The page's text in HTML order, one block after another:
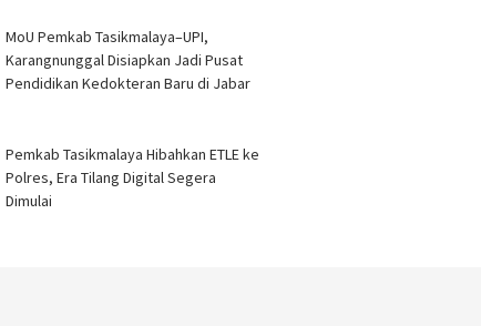
MoU Pemkab Tasikmalaya–UPI,
Karangnunggal Disiapkan Jadi Pusat
Pendidikan Kedokteran Baru di Jabar
Pemkab Tasikmalaya Hibahkan ETLE ke
Polres, Era Tilang Digital Segera
Dimulai